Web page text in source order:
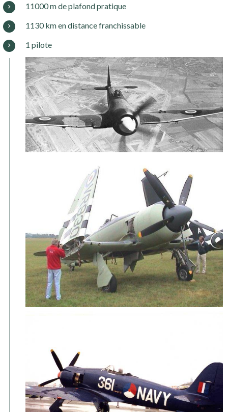
11000 m de plafond pratique
1130 km en distance franchissable
1 pilote